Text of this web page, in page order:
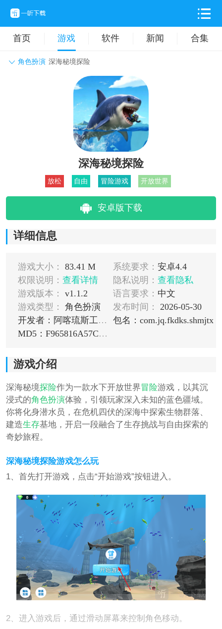
首页 游戏 软件 新闻 合集
角色扮演 深海秘境探险
动作格斗 休闲益智
卡牌对战 音乐舞蹈
挂机养成
深海秘境探险
放松 自由 冒险游戏 开放世界
安卓版下载
详细信息
游戏大小： 83.41 M 系统要求： 安卓4.4
权限说明： 查看详情 隐私说明： 查看隐私
游戏版本：
v1.1.2 语言要求： 中文
游戏类型：
角色扮演 发布时间：
2026-05-30
开发者：阿喀琉斯工作室
包名：com.jq.fkdks.shmjtx
MD5：F965816A57CCB9A0D8D95E9E74552D6D
游戏介绍
深海秘境探险作为一款水下开放世界冒险游戏，以其沉
浸式的角色扮演体验，引领玩家深入未知的蓝色疆域。
你将化身潜水员，在危机四伏的深海中探索生物群落、
建造生存基地，开启一段融合了生存挑战与自由探索的
奇妙旅程。
深海秘境探险游戏怎么玩
1、首先打开游戏，点击“开始游戏”按钮进入。
2、进入游戏后，通过滑动屏幕来控制角色移动。